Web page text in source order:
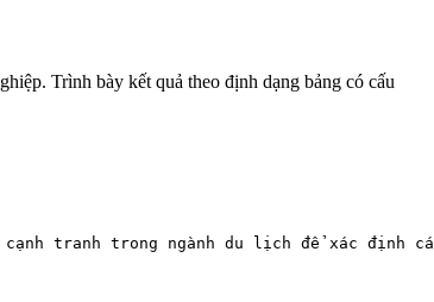
Trình bày kết quả theo định dạng bảng có cấu
tranh trong ngành du lịch để xác định